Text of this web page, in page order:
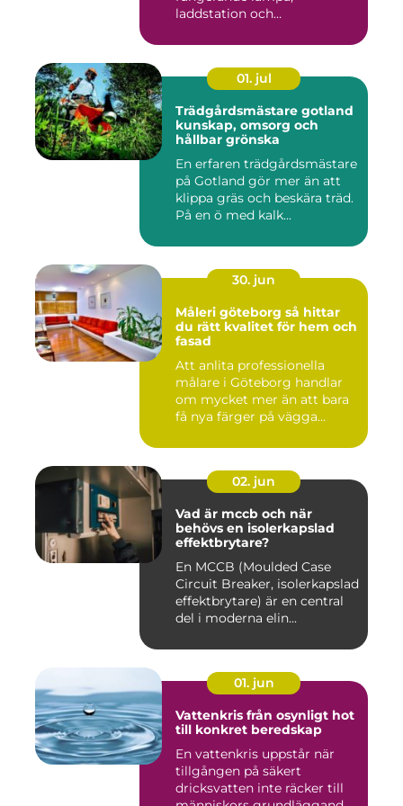
laddstation och
01. jul
Trädgårdsmästare gotland
kunskap, omsorg och
hållbar grönska
En erfaren trädgårdsmästare
på Gotland gör mer än att
klippa gräs och beskära träd.
På en ö med kalk...
30. jun
Måleri göteborg så hittar
du rätt kvalitet för hem och
fasad
Att anlita professionella
målare i Göteborg handlar
om mycket mer än att bara
få nya färger på vägga...
02. jun
Vad är mccb och när
behövs en isolerkapslad
effektbrytare?
En MCCB (Moulded Case
Circuit Breaker, isolerkapslad
effektbrytare) är en central
del i moderna elin...
01. jun
Vattenkris från osynligt hot
till konkret beredskap
En vattenkris uppstår när
tillgången på säkert
dricksvatten inte räcker till